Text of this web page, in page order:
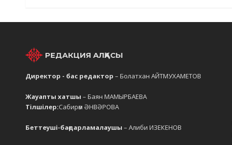
РЕДАКЦИЯ АЛҚАСЫ
Директор - бас редактор – Болатхан АЙТМУХАМЕТОВ
Жауапты хатшы – Баян МАМЫРБАЕВА
Тілшілер:Сабирәм ӘНВӘРОВА
Беттеуші-бағдарламалаушы – Алиби ИЗЕКЕНОВ